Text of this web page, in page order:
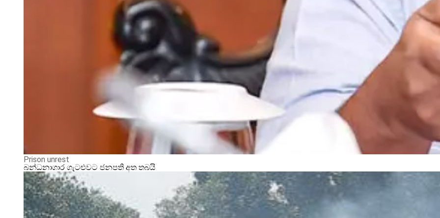
Prison unrest
බන්ධනාගාර ගැටළුවට ජනපති අත තබයි